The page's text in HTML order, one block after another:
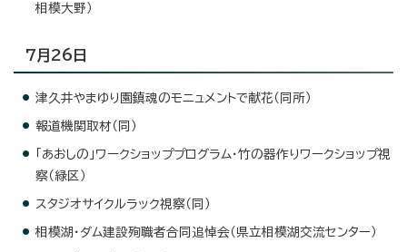
相模大野）
7月26日
津久井やまゆり園鎮魂のモニュメントで献花（同所）
報道機関取材（同）
「あおしの」ワークショッププログラム・竹の器作りワークショップ視
察（緑区）
スタジオサイクルラック視察（同）
相模湖・ダム建設殉職者合同追悼会（県立相模湖交流センター）